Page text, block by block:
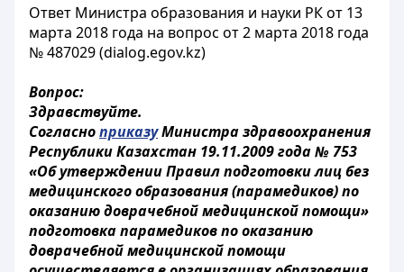
Ответ Министра образования и науки РК от 13
марта 2018 года на вопрос от 2 марта 2018 года
№ 487029 (dialog.egov.kz)
Вопрос:
Здравствуйте.
СогласноприказуМинистра здравоохранения
Республики Казахстан 19.11.2009 года № 753
«Об утверждении Правил подготовки лиц без
медицинского образования (парамедиков) по
оказанию доврачебной медицинской помощи»
подготовка парамедиков по оказанию
доврачебной медицинской помощи